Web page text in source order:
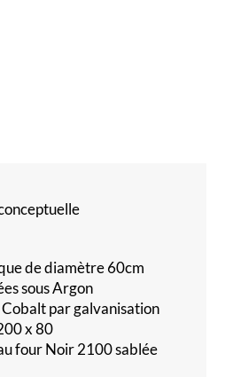
de diamètre 60cm
sous Argon
par galvanisation
x 80
four Noir 2100 sablée